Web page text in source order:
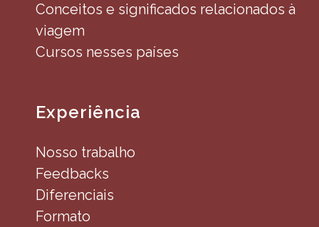
Conceitos e significados relacionados à
viagem
Cursos nesses países
Experiência
Nosso trabalho
Feedbacks
Diferenciais
Formato